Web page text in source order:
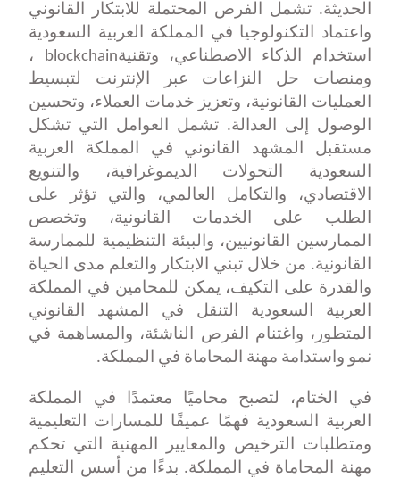
الحديثة. تشمل الفرص المحتملة للابتكار القانوني
واعتماد التكنولوجيا في المملكة العربية السعودية
استخدام الذكاء الاصطناعي، وتقنيةblockchain ،
ومنصات حل النزاعات عبر الإنترنت لتبسيط
العمليات القانونية، وتعزيز خدمات العملاء، وتحسين
الوصول إلى العدالة. تشمل العوامل التي تشكل
مستقبل المشهد القانوني في المملكة العربية
السعودية التحولات الديموغرافية، والتنويع
الاقتصادي، والتكامل العالمي، والتي تؤثر على
الطلب على الخدمات القانونية، وتخصص
الممارسين القانونيين، والبيئة التنظيمية للممارسة
القانونية. من خلال تبني الابتكار والتعلم مدى الحياة
والقدرة على التكيف، يمكن للمحامين في المملكة
العربية السعودية التنقل في المشهد القانوني
المتطور، واغتنام الفرص الناشئة، والمساهمة في
نمو واستدامة مهنة المحاماة في المملكة.
في الختام، لتصبح محاميًا معتمدًا في المملكة
العربية السعودية فهمًا عميقًا للمسارات التعليمية
ومتطلبات الترخيص والمعايير المهنية التي تحكم
مهنة المحاماة في المملكة. بدءًا من أسس التعليم